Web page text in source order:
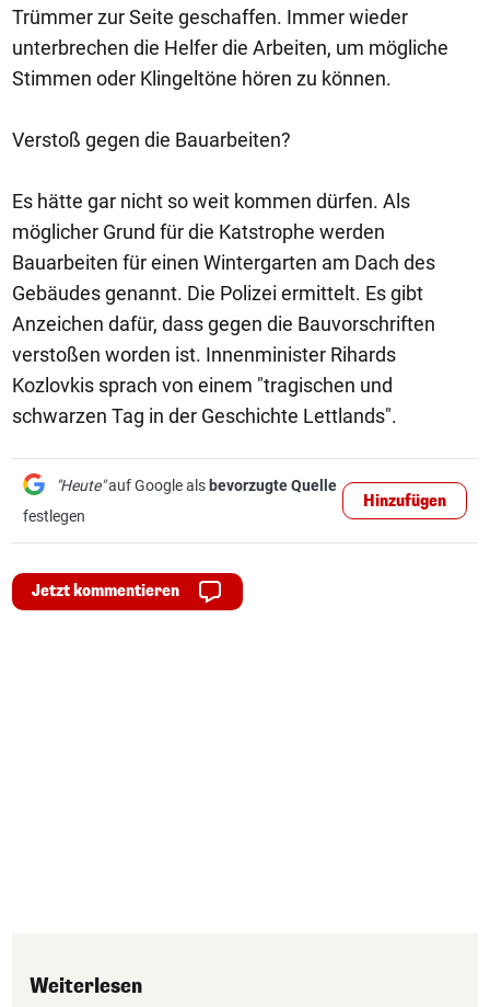
Trümmer zur Seite geschaffen. Immer wieder
unterbrechen die Helfer die Arbeiten, um mögliche
Stimmen oder Klingeltöne hören zu können.
Verstoß gegen die Bauarbeiten?
Es hätte gar nicht so weit kommen dürfen. Als
möglicher Grund für die Katstrophe werden
Bauarbeiten für einen Wintergarten am Dach des
Gebäudes genannt. Die Polizei ermittelt. Es gibt
Anzeichen dafür, dass gegen die Bauvorschriften
verstoßen worden ist. Innenminister Rihards
Kozlovkis sprach von einem "tragischen und
schwarzen Tag in der Geschichte Lettlands".
"Heute"auf Google als bevorzugte Quelle
festlegen
Hinzufügen
Jetzt kommentieren
Weiterlesen